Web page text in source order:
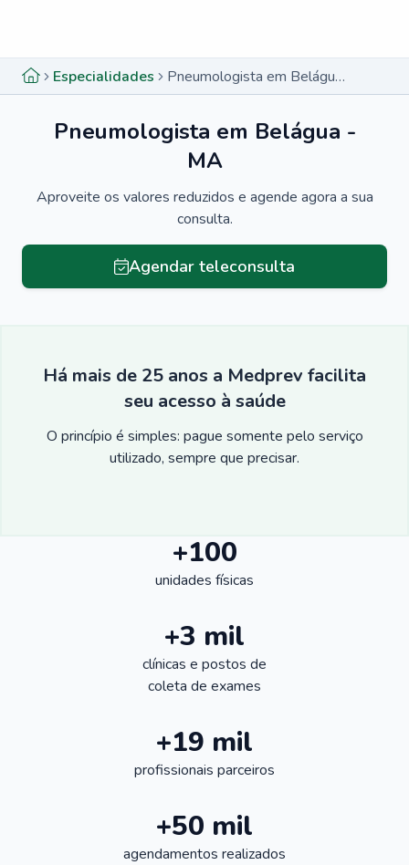
Especialidades Pneumologista em Belágua - MA
Pneumologista em Belágua -
MA
Aproveite os valores reduzidos e agende agora a sua
consulta.
Agendar teleconsulta
Há mais de 25 anos a Medprev facilita
seu acesso à saúde
O princípio é simples: pague somente pelo serviço
utilizado, sempre que precisar.
+100
unidades físicas
+3 mil
clínicas e postos de
coleta de exames
+19 mil
profissionais parceiros
+50 mil
agendamentos realizados